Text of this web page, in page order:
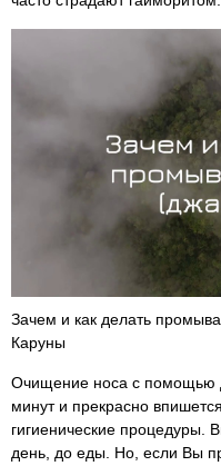
Зачем и как делать
Каруны
Очищение носа с помощью
минут и прекрасно
гигиенические процедуры.
день, до еды. Но, если Вы